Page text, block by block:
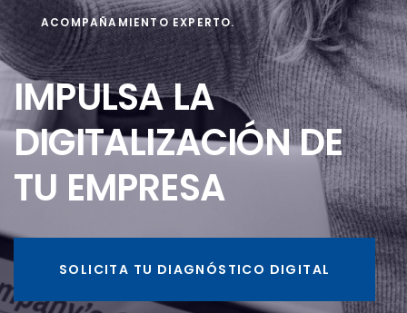
ACOMPAÑAMIENTO EXPERTO.
IMPULSA LA
DIGITALIZACIÓN DE
TU EMPRESA
SOLICITA TU DIAGNÓSTICO DIGITAL